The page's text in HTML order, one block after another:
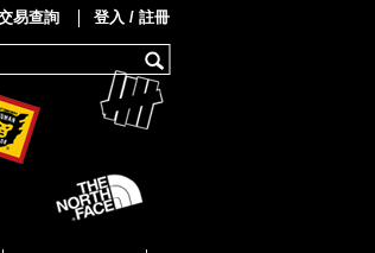
易查詢 登入 / 註冊